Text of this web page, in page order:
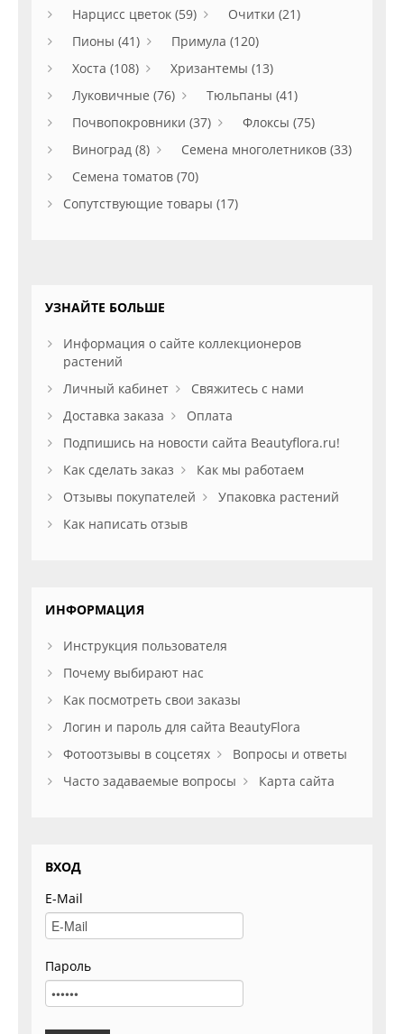
Нарцисс цветок (59)
Очитки (21)
Пионы (41)
Примула (120)
Хоста (108)
Хризантемы (13)
Луковичные (76)
Тюльпаны (41)
Почвопокровники (37)
Флоксы (75)
Виноград (8)
Семена многолетников (33)
Семена томатов (70)
Сопутствующие товары (17)
УЗНАЙТЕ БОЛЬШЕ
Информация о сайте коллекционеров
растений
Личный кабинет
Свяжитесь с нами
Доставка заказа
Оплата
Подпишись на новости сайта Beautyflora.ru!
Как сделать заказ
Как мы работаем
Отзывы покупателей
Упаковка растений
Как написать отзыв
ИНФОРМАЦИЯ
Инструкция пользователя
Почему выбирают нас
Как посмотреть свои заказы
Логин и пароль для сайта BeautyFlora
Фотоотзывы в соцсетях
Вопросы и ответы
Часто задаваемые вопросы
Карта сайта
ВХОД
E-Mail
Пароль